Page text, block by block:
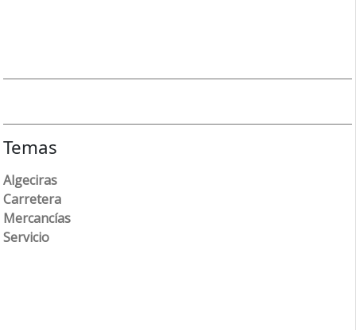
Temas
Algeciras
Carretera
Mercancías
Servicio